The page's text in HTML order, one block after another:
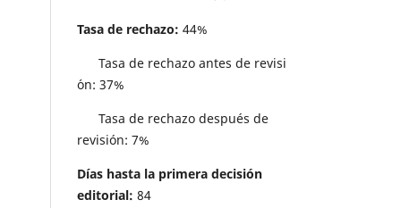
Tasa de rechazo: 44%
Tasa de rechazo antes de revisi
´on: 37%
Tasa de rechazo después de
revisión: 7%
Días hasta la primera decisión
editorial: 84